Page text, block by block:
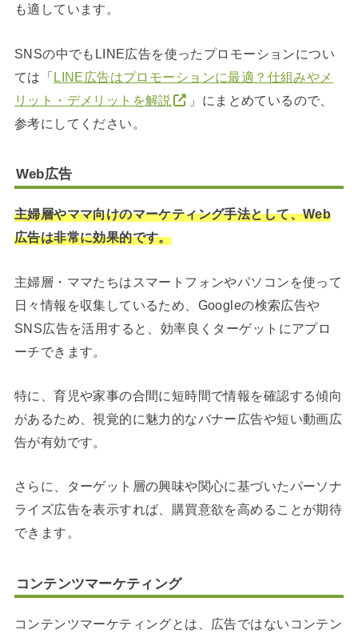
も適しています。
SNSの中でもLINE広告を使ったプロモーションについ
ては「LINE広告はプロモーションに最適？仕組みやメ
リット・デメリットを解説
」にまとめているので、
参考にしてください。
Web広告
主婦層やママ向けのマーケティング手法として、Web
広告は非常に効果的です。
主婦層・ママたちはスマートフォンやパソコンを使って
日々情報を収集しているため、Googleの検索広告や
SNS広告を活用すると、効率良くターゲットにアプロ
ーチできます。
特に、育児や家事の合間に短時間で情報を確認する傾向
があるため、視覚的に魅力的なバナー広告や短い動画広
告が有効です。
さらに、ターゲット層の興味や関心に基づいたパーソナ
ライズ広告を表示すれば、購買意欲を高めることが期待
できます。
コンテンツマーケティング
コンテンツマーケティングとは、広告ではないコンテン